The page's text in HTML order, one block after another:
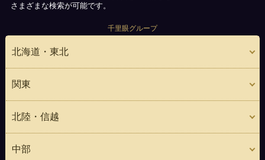
さまざまな検索が可能です。
千里眼グループ
北海道・東北
関東
北陸・信越
中部